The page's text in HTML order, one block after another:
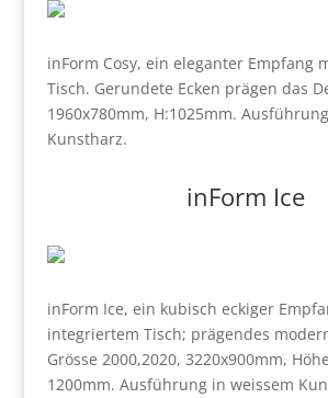
inForm Cosy, ein eleganter Empfang
Tisch. Gerundete Ecken prägen das
1960x780mm, H:1025mm.
Kunstharz.
inForm Ice
inForm Ice, ein kubisch eckiger
integriertem Tisch; prägendes
Grösse 2000,2020, 3220x900mm,
1200mm. Ausführung in weissem